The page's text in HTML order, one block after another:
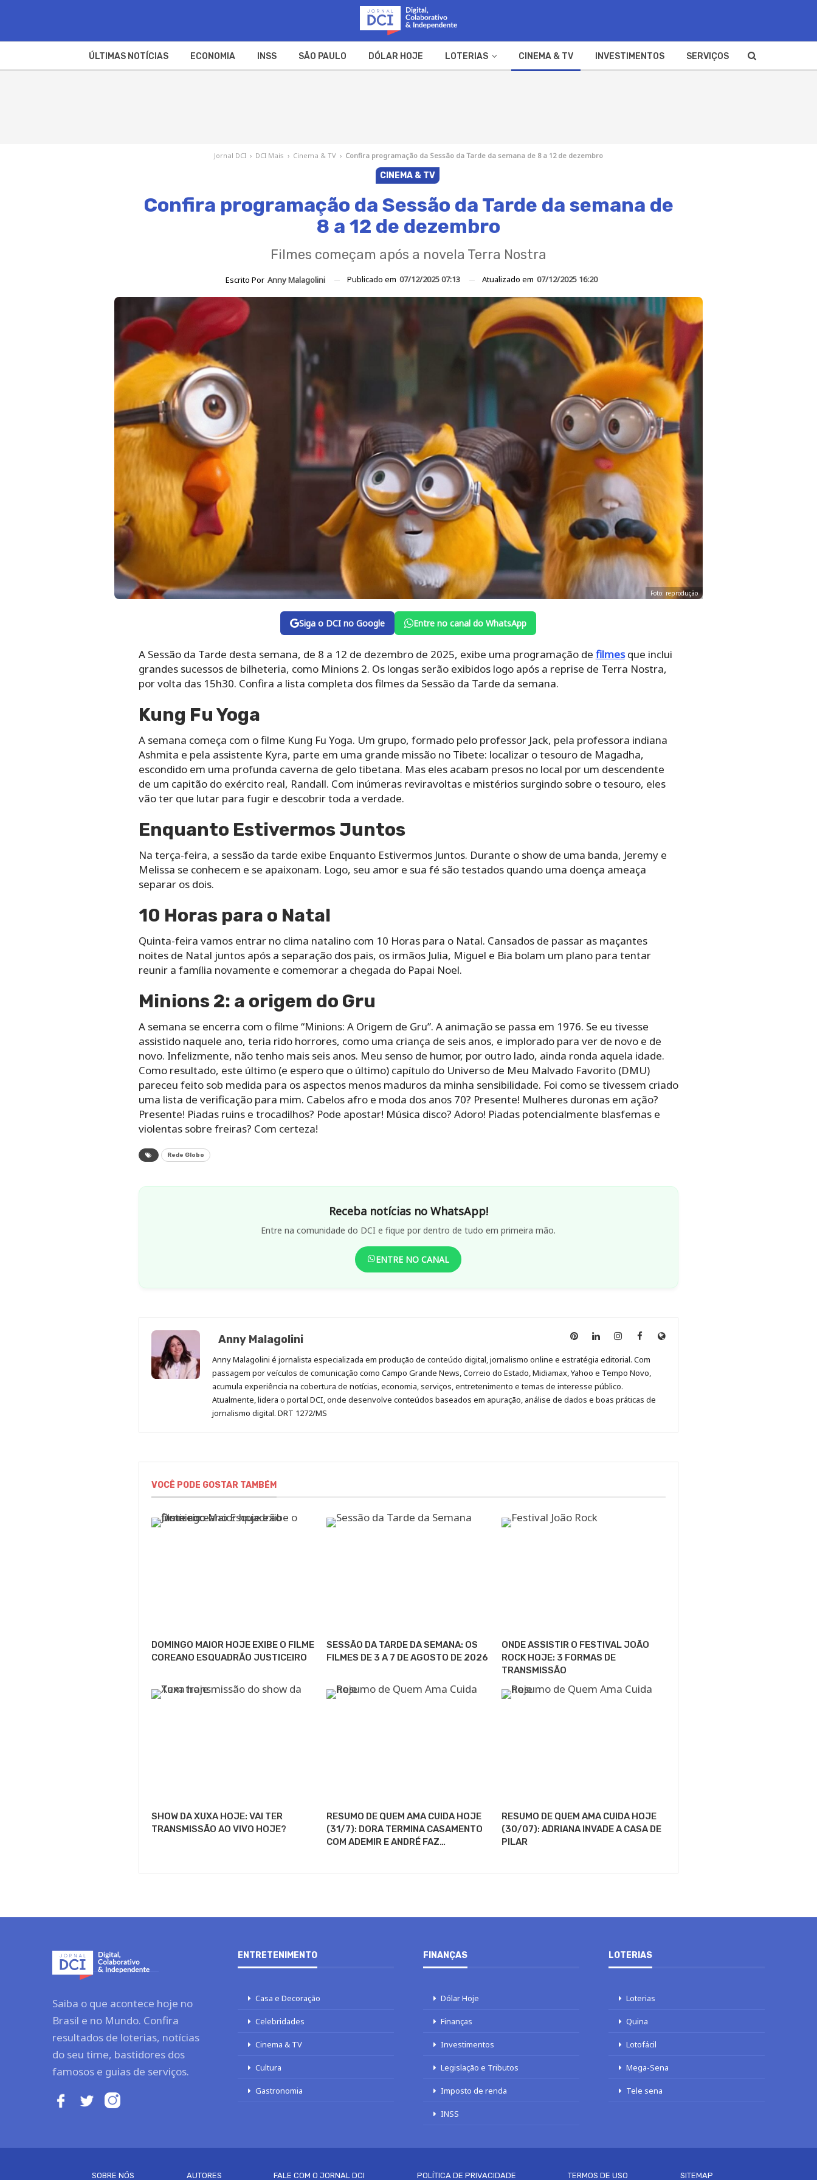
ÚLTIMAS NOTÍCIAS ECONOMIA INSS SÃO PAULO DÓLAR HOJE LOTERIAS CINEMA & TV INVESTIMENTOS SERVIÇOS
Jornal DCI › DCI Mais › Cinema & TV › Confira programação da Sessão da Tarde da semana de 8 a 12 de dezembro
CINEMA & TV
Confira programação da Sessão da Tarde da semana de
8 a 12 de dezembro
Filmes começam após a novela Terra Nostra
Escrito Por Anny Malagolini Publicado em 07/12/2025 07:13 Atualizado em 07/12/2025 16:20
Foto: reprodução
Siga o DCI no Google Entre no canal do WhatsApp
A Sessão da Tarde desta semana, de 8 a 12 de dezembro de 2025, exibe uma programação de filmesque inclui
grandes sucessos de bilheteria, como Minions 2. Os longas serão exibidos logo após a reprise de Terra Nostra,
por volta das 15h30. Confira a lista completa dos filmes da Sessão da Tarde da semana.
Kung Fu Yoga
A semana começa com o filme Kung Fu Yoga. Um grupo, formado pelo professor Jack, pela professora indiana
Ashmita e pela assistente Kyra, parte em uma grande missão no Tibete: localizar o tesouro de Magadha,
escondido em uma profunda caverna de gelo tibetana. Mas eles acabam presos no local por um descendente
de um capitão do exército real, Randall. Com inúmeras reviravoltas e mistérios surgindo sobre o tesouro, eles
vão ter que lutar para fugir e descobrir toda a verdade.
Enquanto Estivermos Juntos
Na terça-feira, a sessão da tarde exibe Enquanto Estivermos Juntos. Durante o show de uma banda, Jeremy e
Melissa se conhecem e se apaixonam. Logo, seu amor e sua fé são testados quando uma doença ameaça
separar os dois.
10 Horas para o Natal
Quinta-feira vamos entrar no clima natalino com 10 Horas para o Natal. Cansados de passar as maçantes
noites de Natal juntos após a separação dos pais, os irmãos Julia, Miguel e Bia bolam um plano para tentar
reunir a família novamente e comemorar a chegada do Papai Noel.
Minions 2: a origem do Gru
A semana se encerra com o filme “Minions: A Origem de Gru”. A animação se passa em 1976. Se eu tivesse
assistido naquele ano, teria rido horrores, como uma criança de seis anos, e implorado para ver de novo e de
novo. Infelizmente, não tenho mais seis anos. Meu senso de humor, por outro lado, ainda ronda aquela idade.
Como resultado, este último (e espero que o último) capítulo do Universo de Meu Malvado Favorito (DMU)
pareceu feito sob medida para os aspectos menos maduros da minha sensibilidade. Foi como se tivessem criado
uma lista de verificação para mim. Cabelos afro e moda dos anos 70? Presente! Mulheres duronas em ação?
Presente! Piadas ruins e trocadilhos? Pode apostar! Música disco? Adoro! Piadas potencialmente blasfemas e
violentas sobre freiras? Com ​​certeza!
Rede Globo
Receba notícias no WhatsApp!
Entre na comunidade do DCI e fique por dentro de tudo em primeira mão.
ENTRE NO CANAL
Anny Malagolini
Anny
no
Pinterest
Anny
no
LinkedIn
Anny
no
Instagram
Anny
no
Facebook
Site
Anny Malagolini é jornalista especializada em produção de conteúdo digital, jornalismo online e estratégia editorial. Com
passagem por veículos de comunicação como Campo Grande News, Correio do Estado, Midiamax, Yahoo e Tempo Novo,
acumula experiência na cobertura de notícias, economia, serviços, entretenimento e temas de interesse público.
Atualmente, lidera o portal DCI, onde desenvolve conteúdos baseados em apuração, análise de dados e boas práticas de
jornalismo digital. DRT 1272/MS
VOCÊ PODE GOSTAR TAMBÉM
DOMINGO MAIOR HOJE EXIBE O FILME
COREANO ESQUADRÃO JUSTICEIRO
SESSÃO DA TARDE DA SEMANA: OS
FILMES DE 3 A 7 DE AGOSTO DE 2026
ONDE ASSISTIR O FESTIVAL JOÃO
ROCK HOJE: 3 FORMAS DE
TRANSMISSÃO
SHOW DA XUXA HOJE: VAI TER
TRANSMISSÃO AO VIVO HOJE?
RESUMO DE QUEM AMA CUIDA HOJE
(31/7): DORA TERMINA CASAMENTO
COM ADEMIR E ANDRÉ FAZ…
RESUMO DE QUEM AMA CUIDA HOJE
(30/07): ADRIANA INVADE A CASA DE
PILAR
Saiba o que acontece hoje no
Brasil e no Mundo. Confira
resultados de loterias, notícias
do seu time, bastidores dos
famosos e guias de serviços.
ENTRETENIMENTO
Casa e Decoração
Celebridades
Cinema & TV
Cultura
Gastronomia
FINANÇAS
Dólar Hoje
Finanças
Investimentos
Legislação e Tributos
Imposto de renda
INSS
LOTERIAS
Loterias
Quina
Lotofácil
Mega-Sena
Tele sena
SOBRE NÓS AUTORES FALE COM O JORNAL DCI POLÍTICA DE PRIVACIDADE TERMOS DE USO SITEMAP